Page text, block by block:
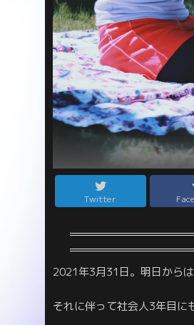
Twitter
2021年3月31日。明日からは
それに伴って社会人3年目に